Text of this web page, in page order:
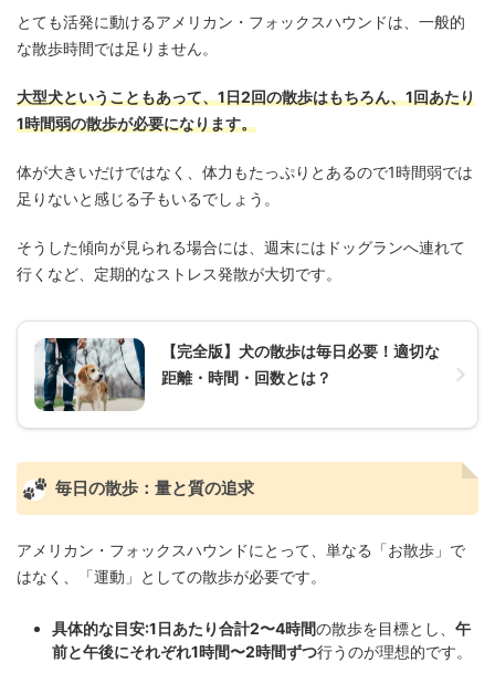
とても活発に動けるアメリカン・フォックスハウンドは、一般的
な散歩時間では足りません。
大型犬ということもあって、1日2回の散歩はもちろん、1回あたり
1時間弱の散歩が必要になります。
体が大きいだけではなく、体力もたっぷりとあるので1時間弱では
足りないと感じる子もいるでしょう。
そうした傾向が見られる場合には、週末にはドッグランへ連れて
行くなど、定期的なストレス発散が大切です。
【完全版】犬の散歩は毎日必要！適切な
距離・時間・回数とは？
毎日の散歩：量と質の追求
アメリカン・フォックスハウンドにとって、単なる「お散歩」で
はなく、「運動」としての散歩が必要です。
具体的な目安:1日あたり合計2〜4時間の散歩を目標とし、 午
前と午後にそれぞれ1時間〜2時間ずつ行うのが理想的です。